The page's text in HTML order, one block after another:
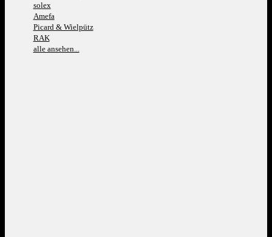
solex
Amefa
Picard & Wielpütz
RAK
alle ansehen...